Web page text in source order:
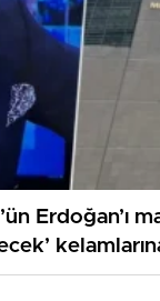
Erdoğan’ı